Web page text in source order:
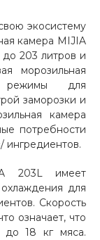
экосистему
камера MIJIA
203 литров и
морозильная
режимы для
заморозки и
камера
потребности
ингредиентов.
203L имеет
для
Скорость
означает, что
до 18 кг мяса.